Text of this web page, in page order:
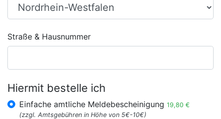
Straße & Hausnummer
Hiermit bestelle ich
Einfache amtliche Meldebescheinigung 19,80 €
(zzgl. Amtsgebühren in Höhe von 5€-10€)